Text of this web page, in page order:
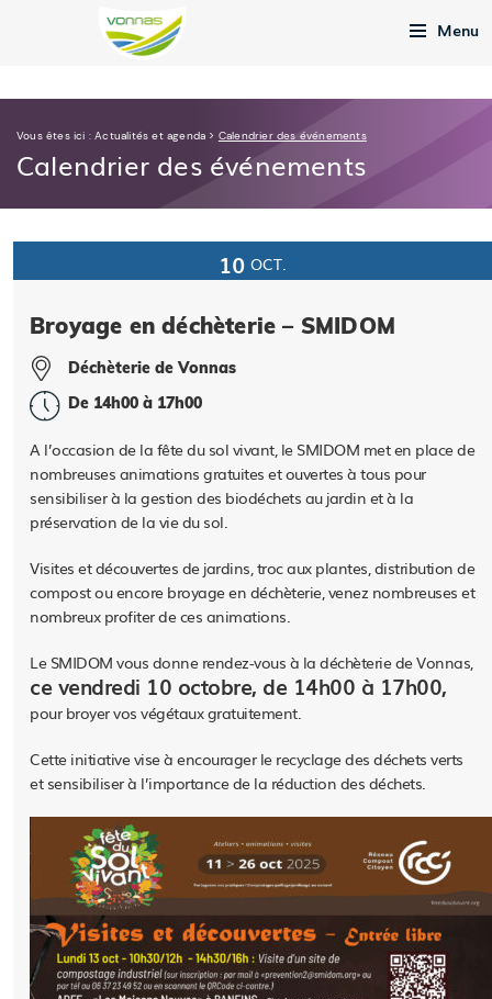
Menu
Vous êtes ici :Actualités et agenda > Calendrier des événements
Calendrier des événements
10 OCT.
Broyage en déchèterie – SMIDOM
Déchèterie de Vonnas
De 14h00 à 17h00
A l’occasion de la fête du sol vivant, le SMIDOM met en place de
nombreuses animations gratuites et ouvertes à tous pour
sensibiliser à la gestion des biodéchets au jardin et à la
préservation de la vie du sol.
Visites et découvertes de jardins, troc aux plantes, distribution de
compost ou encore broyage en déchèterie, venez nombreuses et
nombreux profiter de ces animations.
Le SMIDOM vous donne rendez-vous à la déchèterie de Vonnas,
ce vendredi 10 octobre, de 14h00 à 17h00,
pour broyer vos végétaux gratuitement.
Cette initiative vise à encourager le recyclage des déchets verts
et sensibiliser à l’importance de la réduction des déchets.